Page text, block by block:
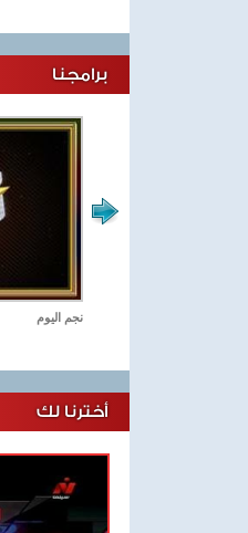
برامجنا
نجم اليوم
أخترنا لك